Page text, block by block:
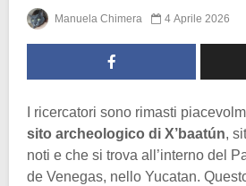
Manuela Chimera 4 Aprile 2026
I ricercatori sono rimasti
sito archeologico di X’baatún,
noti e che si trova all’interno del
de Venegas, nello Yucatan.